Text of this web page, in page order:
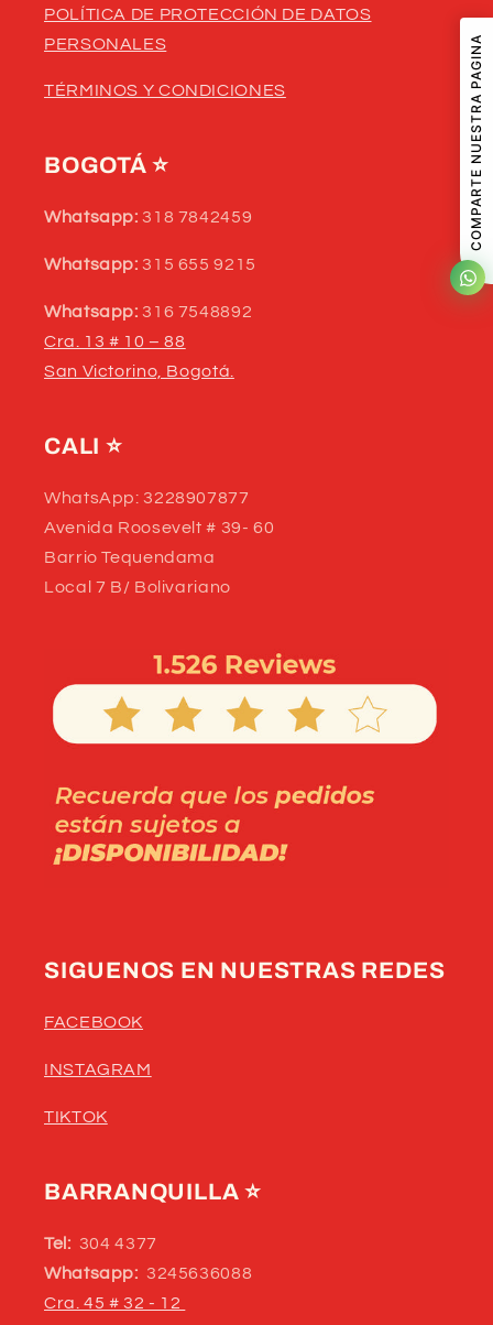
POLÍTICA DE PROTECCIÓN DE DATOS
PERSONALES
TÉRMINOS Y CONDICIONES
BOGOTÁ⭐
Whatsapp:318 7842459
Whatsapp:315 655 9215
Whatsapp:316 7548892
Cra. 13 # 10 – 88
San Victorino, Bogotá.
CALI ⭐
WhatsApp: 3228907877
Avenida Roosevelt # 39- 60
Barrio Tequendama
Local 7 B/ Bolivariano
SIGUENOS EN NUESTRAS REDES
FACEBOOK
INSTAGRAM
TIKTOK
BARRANQUILLA⭐
Tel: 304 4377
Whatsapp: 3245636088
Cra. 45 # 32 - 12
COMPARTE NUESTRA PAGINA